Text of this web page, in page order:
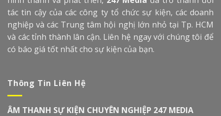
tác tin cậy của các công ty tổ chức sự kiện, các doanh
nghiệp và các Trung tâm hội nghị lớn nhỏ tại Tp. HCM
và các tỉnh thành lân cận. Liên hệ ngay với chúng tôi để
có báo giá tốt nhất cho sự kiện của bạn.
Thông Tin Liên Hệ
ÂM THANH SỰ KIỆN CHUYÊN NGHIỆP 247 MEDIA